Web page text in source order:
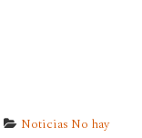
Noticias No hay